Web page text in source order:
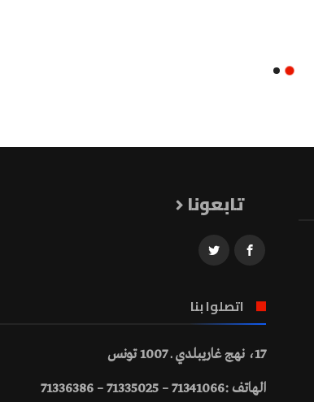
تابعونا
اتصلوا بنا
17، نهج غاريبلدي ـ 1007 تونس
الهاتف :71341066 – 71335025 – 71336386